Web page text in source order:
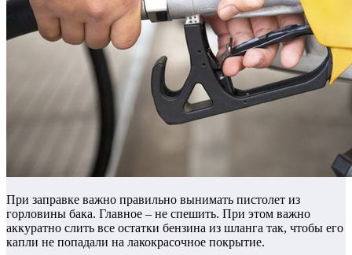
При заправке важно правильно вынимать пистолет из
горловины бака. Главное – не спешить. При этом важно
аккуратно слить все остатки бензина из шланга так, чтобы его
капли не попадали на лакокрасочное покрытие.